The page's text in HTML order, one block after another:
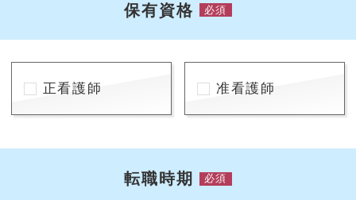
保有資格 必須
正看護師 准看護師
転職時期 必須